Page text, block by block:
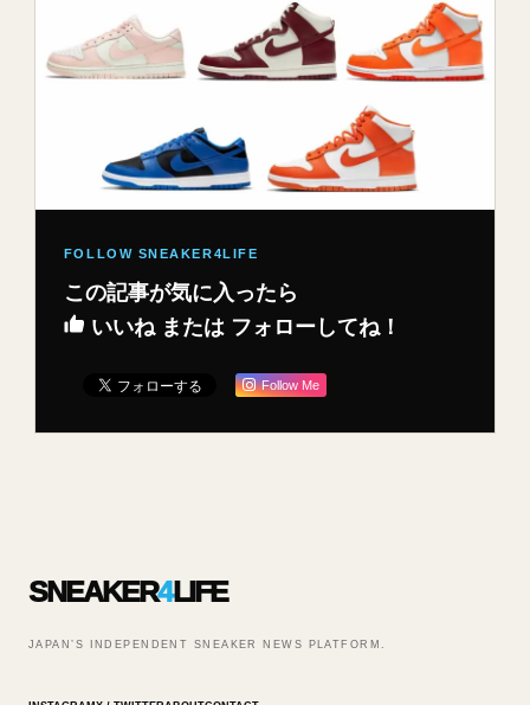
この記事が気に入ったら
いいね または フォローしてね！
Follow Me
SNEAKER4LIFE
JAPAN’S INDEPENDENT SNEAKER NEWS PLATFORM.